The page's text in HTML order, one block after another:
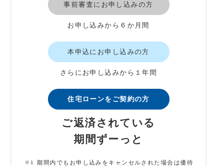
事前審査にお申し込みの方
お申し込みから６か月間
本申込にお申し込みの方
さらにお申し込みから１年間
住宅ローンをご契約の方
ご返済されている
期間ずーっと
期間内でもお申し込みをキャンセルされた場合は優待